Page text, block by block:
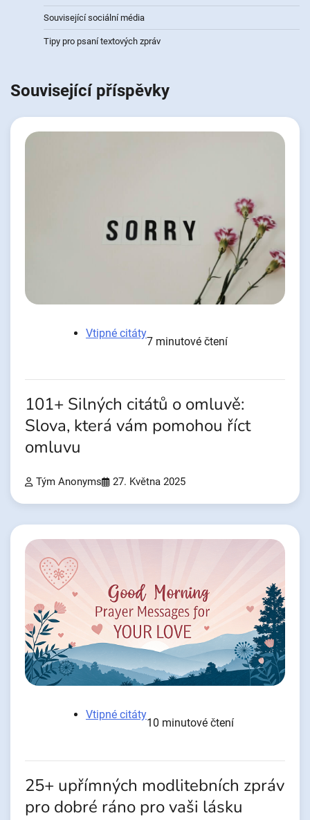
Související sociální média
Tipy pro psaní textových zpráv
Související příspěvky
Vtipné citáty
7 minutové čtení
101+ Silných citátů o omluvě:
Slova, která vám pomohou říct
omluvu
Tým Anonyms 27. Května 2025
Vtipné citáty
10 minutové čtení
25+ upřímných modlitebních zpráv
pro dobré ráno pro vaši lásku